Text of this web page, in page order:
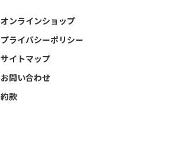
オンラインショップ
プライバシーポリシー
サイトマップ
お問い合わせ
約款